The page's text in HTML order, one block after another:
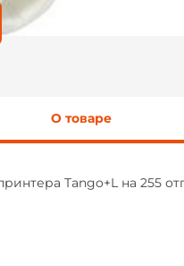
О товаре
Tango+L на 255